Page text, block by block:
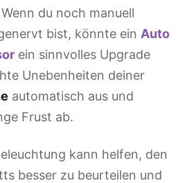
du noch manuell
bist, könnte ein Auto
ein sinnvolles Upgrade
Unebenheiten deiner
automatisch aus und
Frust ab.
kann helfen, den
besser zu beurteilen und